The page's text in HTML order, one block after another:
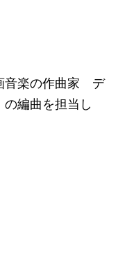
音楽の作曲家 デ
編曲を担当し